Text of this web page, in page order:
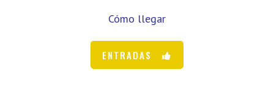
Cómo llegar
ENTRADAS